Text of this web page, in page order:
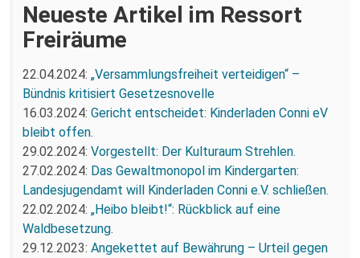
Neueste Artikel im Ressort
Freiräume
22.04.2024: „Versammlungsfreiheit verteidigen“ –
Bündnis kritisiert Gesetzesnovelle
16.03.2024: Gericht entscheidet: Kinderladen Conni eV
bleibt offen.
29.02.2024: Vorgestellt: Der Kulturaum Strehlen.
27.02.2024: Das Gewaltmonopol im Kindergarten:
Landesjugendamt will Kinderladen Conni e.V. schließen.
22.02.2024: „Heibo bleibt!“: Rückblick auf eine
Waldbesetzung.
29.12.2023: Angekettet auf Bewährung – Urteil gegen